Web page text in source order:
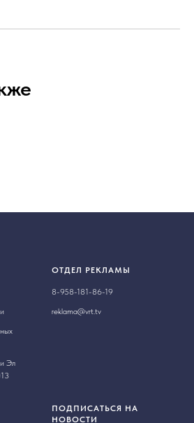
Эл
ОТДЕЛ РЕКЛАМЫ
8-958-181-86-19
reklama@vrt.tv
ПОДПИСАТЬСЯ НА
НОВОСТИ